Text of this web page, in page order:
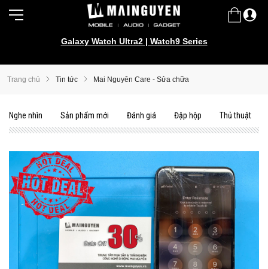
Galaxy Watch Ultra2 | Watch9 Series
Samsung Galaxy Z Fold8 | Z Flip8
Trang chủ Tin tức Mai Nguyên Care - Sửa chữa
Nghe nhìn Sản phẩm mới Đánh giá Đập hộp Thủ thuật